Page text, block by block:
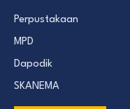
Perpustakaan
MPD
Dapodik
SKANEMA